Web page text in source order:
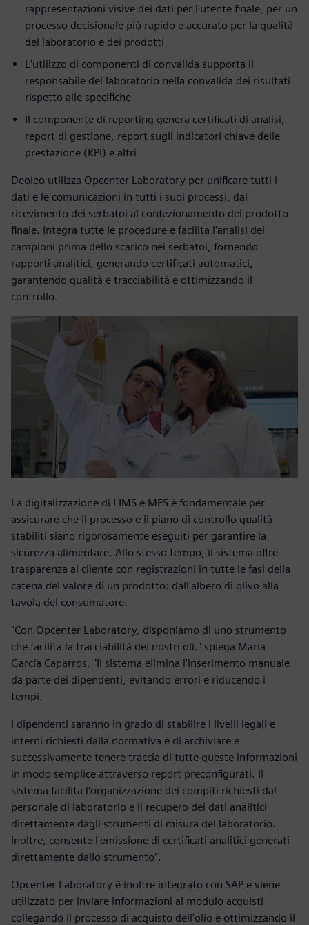
rappresentazioni visive dei dati per l'utente finale, per un
processo decisionale più rapido e accurato per la qualità
del laboratorio e dei prodotti
L'utilizzo di componenti di convalida supporta il
responsabile del laboratorio nella convalida dei risultati
rispetto alle specifiche
Il componente di reporting genera certificati di analisi,
report di gestione, report sugli indicatori chiave delle
prestazione (KPI) e altri
Deoleo utilizza Opcenter Laboratory per unificare tutti i
dati e le comunicazioni in tutti i suoi processi, dal
ricevimento dei serbatoi al confezionamento del prodotto
finale. Integra tutte le procedure e facilita l'analisi dei
campioni prima dello scarico nei serbatoi, fornendo
rapporti analitici, generando certificati automatici,
garantendo qualità e tracciabilità e ottimizzando il
controllo.
La digitalizzazione di LIMS e MES è fondamentale per
assicurare che il processo e il piano di controllo qualità
stabiliti siano rigorosamente eseguiti per garantire la
sicurezza alimentare. Allo stesso tempo, il sistema offre
trasparenza al cliente con registrazioni in tutte le fasi della
catena del valore di un prodotto: dall'albero di olivo alla
tavola del consumatore.
"Con Opcenter Laboratory, disponiamo di uno strumento
che facilita la tracciabilità dei nostri oli." spiega María
García Caparros. "Il sistema elimina l'inserimento manuale
da parte dei dipendenti, evitando errori e riducendo i
tempi.
I dipendenti saranno in grado di stabilire i livelli legali e
interni richiesti dalla normativa e di archiviare e
successivamente tenere traccia di tutte queste informazioni
in modo semplice attraverso report preconfigurati. Il
sistema facilita l'organizzazione dei compiti richiesti dal
personale di laboratorio e il recupero dei dati analitici
direttamente dagli strumenti di misura del laboratorio.
Inoltre, consente l'emissione di certificati analitici generati
direttamente dallo strumento".
Opcenter Laboratory è inoltre integrato con SAP e viene
utilizzato per inviare informazioni al modulo acquisti
collegando il processo di acquisto dell'olio e ottimizzando il